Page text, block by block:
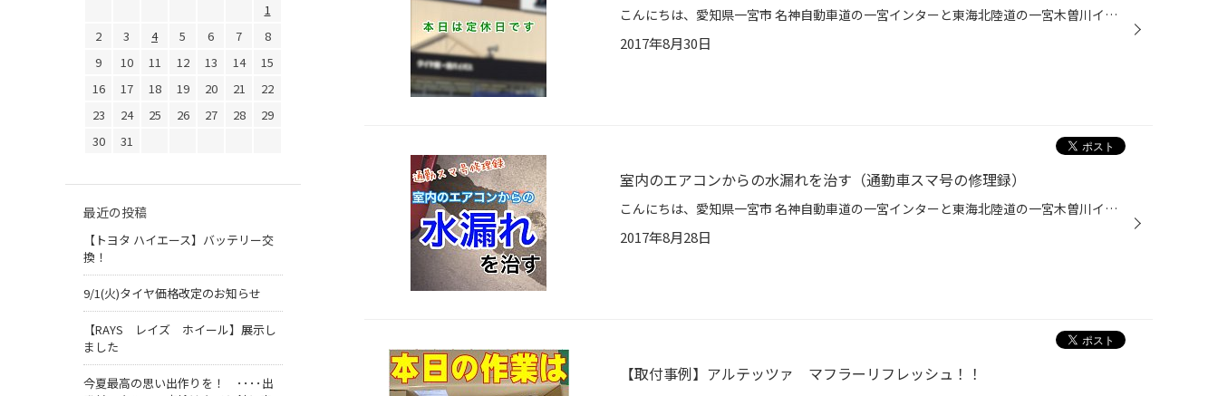
こんにちは、愛知県一宮市 名神自動車道の一宮インターと東海北陸道の一宮木曽川インターの間くらいにあるタイヤ館一宮バイパス店です。 本日は定休日です。明日は元気に営業しておりますので是非お越しください。 夏休みもあと少し。 お子様たちの宿題は、もう終わりましたか？ 遊び疲れてヘトヘト...
2017年8月30日
室内のエアコンからの水漏れを治す（通勤車スマ号の修理録）
こんにちは、愛知県一宮市 名神自動車道の一宮インターと東海北陸道の一宮木曽川インターの間くらいにあるタイヤ館一宮バイパス店です。 私の通勤車スマ号、なんだか最近右折左折時に「ぴちゃぴちゃ」音がする時があります。 なんでかなぁとカーペットをめくってみるとビチャビチャです。 この車種...
2017年8月28日
【取付事例】アルテッツァ マフラーリフレッシュ！！
1
2
3 4 5 6 7
8
9
10 11 12 13 14
15
16
17 18 19 20 21
22
23
24 25 26 27 28
29
30
31
最近の投稿
【トヨタ ハイエース】バッテリー交
換！
9/1(火)タイヤ価格改定のお知らせ
【RAYS レイズ ホイール】展示し
ました
今夏最高の思い出作りを！ ････出